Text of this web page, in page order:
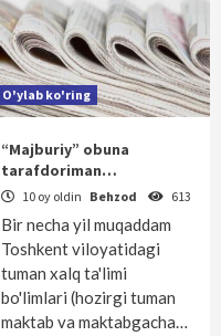
O'ylab ko'ring
“Majburiy” obuna
tarafdoriman…
10 oy oldin Behzod 613
Bir necha yil muqaddam
Toshkent viloyatidagi
tuman xalq ta'limi
bo'limlari (hozirgi tuman
maktab va maktabgacha…